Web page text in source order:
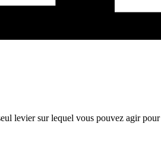
levier sur lequel vous pouvez agir